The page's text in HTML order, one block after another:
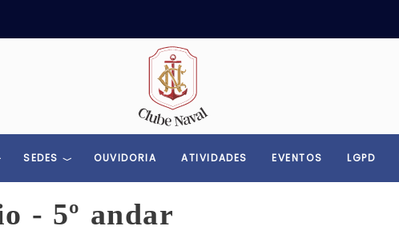
Toggle menu
SEDES OUVIDORIA ATIVIDADES EVENTOS LGPD
- 5º andar